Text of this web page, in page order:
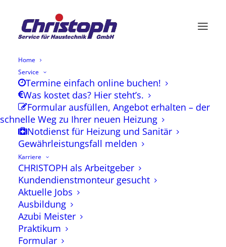
Home
Service
Termine einfach online buchen!
Was kostet das? Hier steht’s.
Formular ausfüllen, Angebot erhalten – der
schnelle Weg zu Ihrer neuen Heizung
Notdienst für Heizung und Sanitär
Gewährleistungsfall melden
Karriere
CHRISTOPH als Arbeitgeber
Kundendienstmonteur gesucht
Aktuelle Jobs
Ausbildung
Azubi Meister
Praktikum
Formular